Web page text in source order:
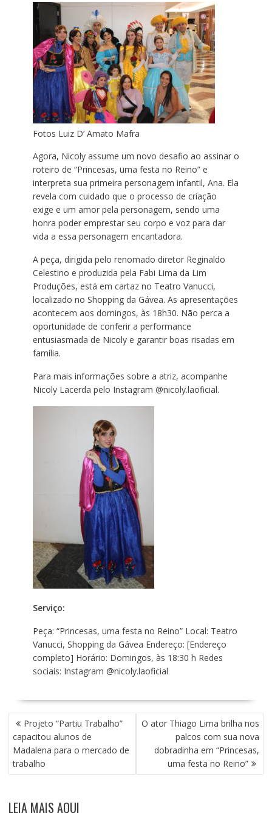
Fotos Luiz D’ Amato Mafra
Agora, Nicoly assume um novo desafio ao assinar o
roteiro de “Princesas, uma festa no Reino” e
interpreta sua primeira personagem infantil, Ana. Ela
revela com cuidado que o processo de criação
exige e um amor pela personagem, sendo uma
honra poder emprestar seu corpo e voz para dar
vida a essa personagem encantadora.
A peça, dirigida pelo renomado diretor Reginaldo
Celestino e produzida pela Fabi Lima da Lim
Produções, está em cartaz no Teatro Vanucci,
localizado no Shopping da Gávea. As apresentações
acontecem aos domingos, às 18h30. Não perca a
oportunidade de conferir a performance
entusiasmada de Nicoly e garantir boas risadas em
família.
Para mais informações sobre a atriz, acompanhe
Nicoly Lacerda pelo Instagram @nicoly.laoficial.
Serviço:
Peça: “Princesas, uma festa no Reino” Local: Teatro
Vanucci, Shopping da Gávea Endereço: [Endereço
completo] Horário: Domingos, às 18:30 h Redes
sociais: Instagram @nicoly.laoficial
N
A
V
E
G
Ç
Projeto “Partiu Trabalho”
capacitou alunos de
Madalena para o mercado de
trabalho
O ator Thiago Lima brilha nos
palcos com sua nova
dobradinha em “Princesas,
uma festa no Reino”
LEIA MAIS AQUI